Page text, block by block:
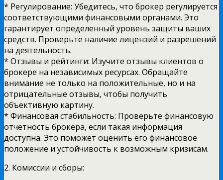
* Регулирование: Убедитесь, что брокер регулируется
соответствующими финансовыми органами. Это
гарантирует определенный уровень защиты ваших
средств. Проверьте наличие лицензий и разрешений
на деятельность.
* Отзывы и рейтинги: Изучите отзывы клиентов о
брокере на независимых ресурсах. Обращайте
внимание не только на положительные, но и на
отрицательные отзывы, чтобы получить
объективную картину.
* Финансовая стабильность: Проверьте финансовую
отчетность брокера, если такая информация
доступна. Это поможет оценить его финансовое
положение и устойчивость к возможным кризисам.
2. Комиссии и сборы: